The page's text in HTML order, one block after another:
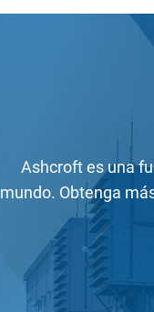
Ashcroft es una
mundo. Obtenga